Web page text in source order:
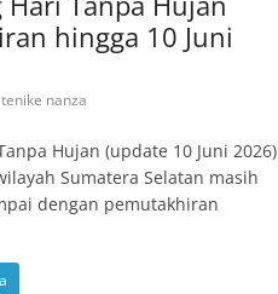
hingga 10 Juni
tenike nanza
Hujan (update 10 Juni 2026)
Sumatera Selatan masih
dengan pemutakhiran